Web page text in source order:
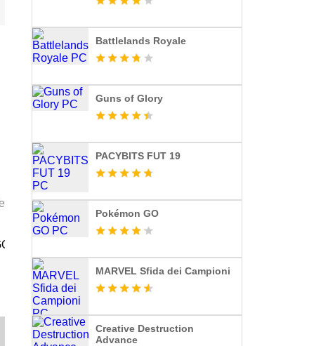
Battlelands Royale
Guns of Glory
PACYBITS FUT 19
Pokémon GO
MARVEL Sfida dei Campioni
Creative Destruction
Advance